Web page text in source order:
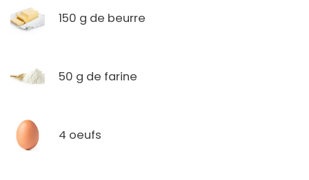
150 g de beurre
50 g de farine
4 oeufs